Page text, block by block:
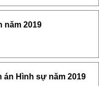
năm 2019
án Hình sự năm 2019